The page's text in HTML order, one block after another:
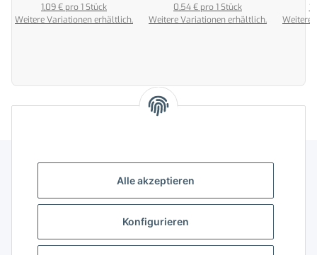
Alle akzeptieren
Konfigurieren
1,09 € pro 1 Stück
Weitere Variationen erhältlich.
0,54 € pro 1 Stück
Weitere Variationen erhältlich.
Weitere